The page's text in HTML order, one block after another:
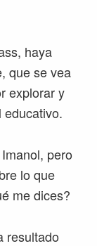
haya
que se vea
explorar y
pero
lo que
me dices?
resultado